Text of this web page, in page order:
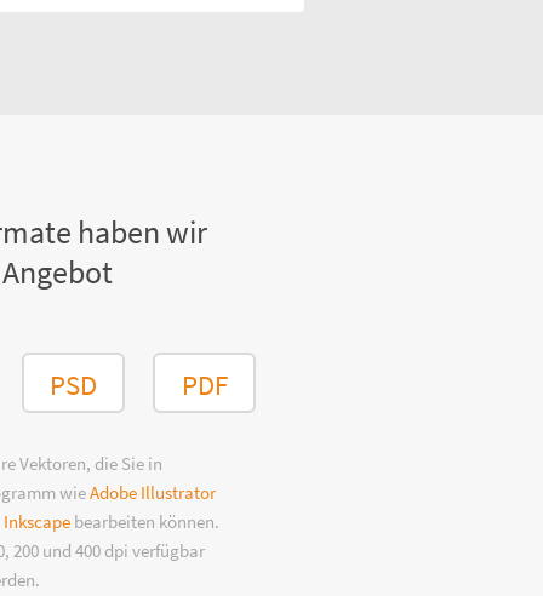
haben wir
PSD PDF
Vektoren, die Sie in
wieAdobe Illustrator
Inkscape bearbeiten können.
200 und 400 dpi verfügbar